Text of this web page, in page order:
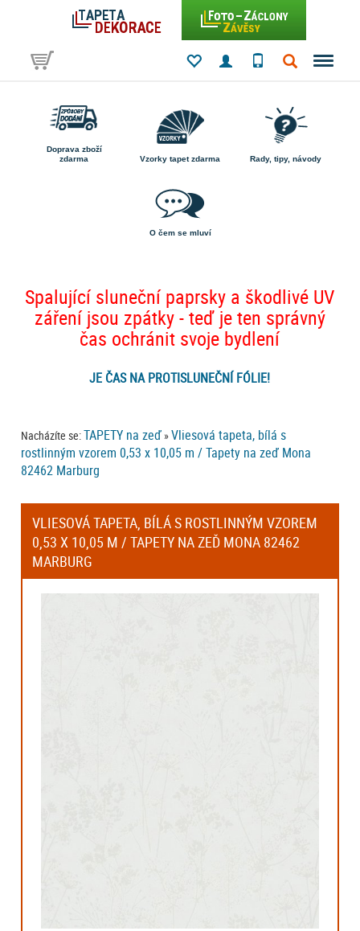
Doprava zboží
zdarma
Vzorky tapet zdarma Rady, tipy, návody
O čem se mluví
Spalující sluneční paprsky a škodlivé UV
záření jsou zpátky - teď je ten správný
čas ochránit svoje bydlení
JE ČAS NA PROTISLUNEČNÍ FÓLIE!
Nacházíte se:TAPETY na zeď »Vliesová tapeta, bílá s
rostlinným vzorem 0,53 x 10,05 m / Tapety na zeď Mona
82462 Marburg
VLIESOVÁ TAPETA, BÍLÁ S ROSTLINNÝM VZOREM
0,53 X 10,05 M / TAPETY NA ZEĎ MONA 82462
MARBURG